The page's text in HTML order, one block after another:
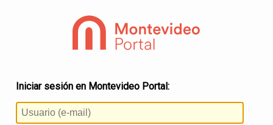
Iniciar sesión en Montevideo Portal: